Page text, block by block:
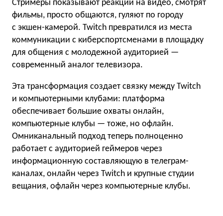
Стримеры показывают реакции на видео, смотрят
фильмы, просто общаются, гуляют по городу
с экшен-камерой. Twitch превратился из места
коммуникации с киберспортсменами в площадку
для общения с молодежной аудиторией —
современный аналог телевизора.
Эта трансформация создает связку между Twitch
и компьютерными клубами: платформа
обеспечивает большие охваты онлайн,
компьютерные клубы — тоже, но офлайн.
Омниканальный подход теперь полноценно
работает с аудиторией геймеров через
информационную составляющую в телеграм-
каналах, онлайн через Twitch и крупные студии
вещания, офлайн через компьютерные клубы.